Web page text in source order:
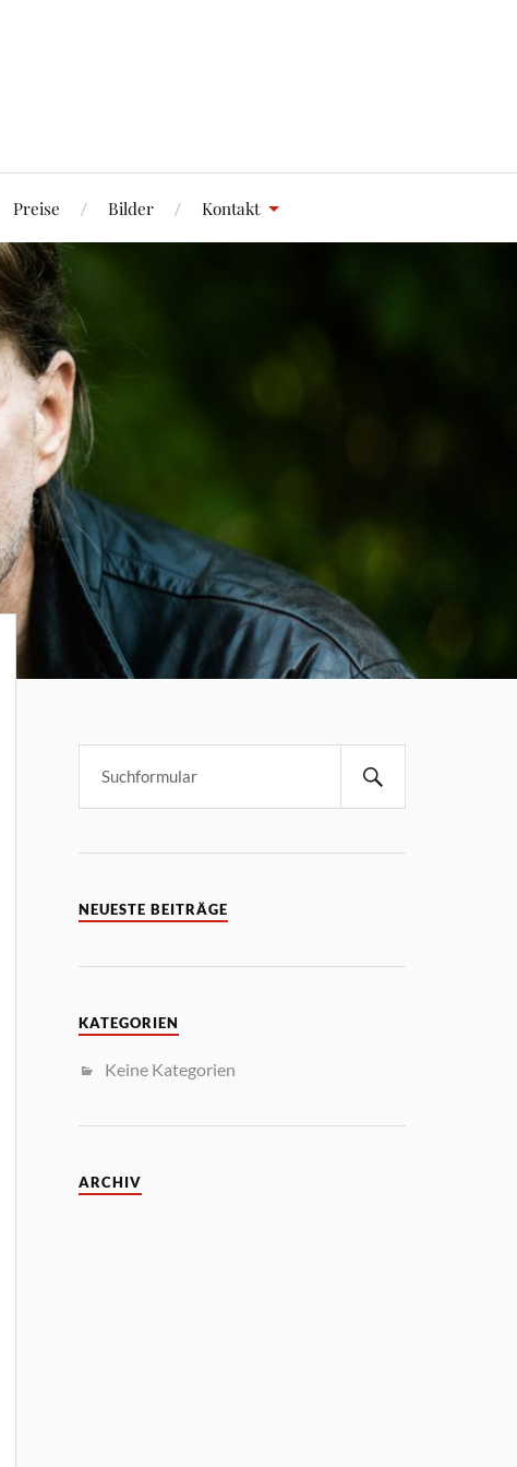
Preise Bilder Kontakt
NEUESTE BEITRÄGE
KATEGORIEN
Keine Kategorien
ARCHIV